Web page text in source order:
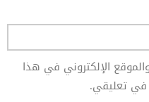
الإلكتروني في هذا
في تعليقي.